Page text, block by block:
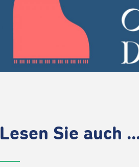
Lesen Sie auch